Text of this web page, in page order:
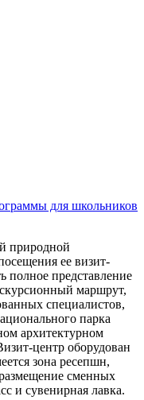
для школьников
природной
ее визит-
полное представление
маршрут,
специалистов,
парка
архитектурном
центр оборудован
зона ресепшн,
сменных
и сувенирная лавка.